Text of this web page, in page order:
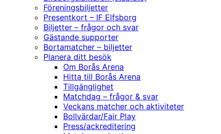
Föreningsbiljetter
Presentkort – IF Elfsborg
Biljetter – frågor och svar
Gästande supporter
Bortamatcher – biljetter
Planera ditt besök
Om Borås Arena
Hitta till Borås Arena
Tillgänglighet
Matchdag – frågor & svar
Veckans matcher och aktiviteter
Bollvärdar/Fair Play
Press/ackreditering